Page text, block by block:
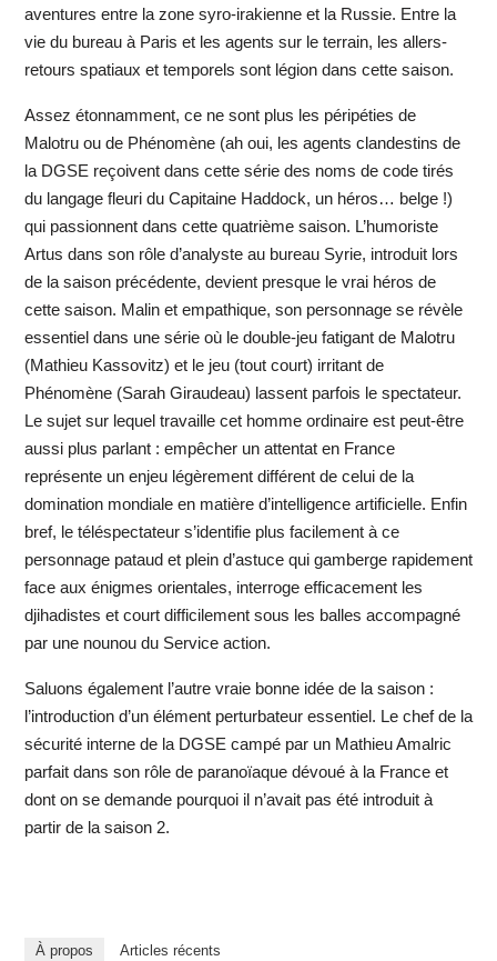
aventures entre la zone syro-irakienne et la Russie. Entre la
vie du bureau à Paris et les agents sur le terrain, les allers-
retours spatiaux et temporels sont légion dans cette saison.
Assez étonnamment, ce ne sont plus les péripéties de
Malotru ou de Phénomène (ah oui, les agents clandestins de
la DGSE reçoivent dans cette série des noms de code tirés
du langage fleuri du Capitaine Haddock, un héros… belge !)
qui passionnent dans cette quatrième saison. L’humoriste
Artus dans son rôle d’analyste au bureau Syrie, introduit lors
de la saison précédente, devient presque le vrai héros de
cette saison. Malin et empathique, son personnage se révèle
essentiel dans une série où le double-jeu fatigant de Malotru
(Mathieu Kassovitz) et le jeu (tout court) irritant de
Phénomène (Sarah Giraudeau) lassent parfois le spectateur.
Le sujet sur lequel travaille cet homme ordinaire est peut-être
aussi plus parlant : empêcher un attentat en France
représente un enjeu légèrement différent de celui de la
domination mondiale en matière d’intelligence artificielle. Enfin
bref, le téléspectateur s’identifie plus facilement à ce
personnage pataud et plein d’astuce qui gamberge rapidement
face aux énigmes orientales, interroge efficacement les
djihadistes et court difficilement sous les balles accompagné
par une nounou du Service action.
Saluons également l’autre vraie bonne idée de la saison :
l’introduction d’un élément perturbateur essentiel. Le chef de la
sécurité interne de la DGSE campé par un Mathieu Amalric
parfait dans son rôle de paranoïaque dévoué à la France et
dont on se demande pourquoi il n’avait pas été introduit à
partir de la saison 2.
À propos Articles récents